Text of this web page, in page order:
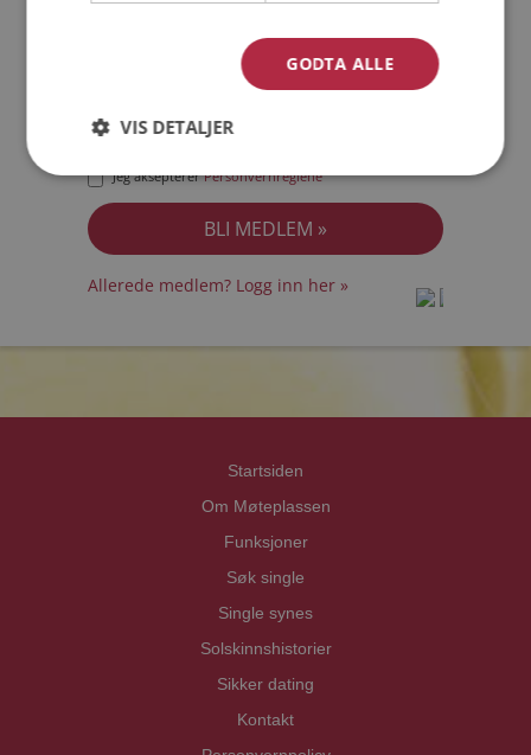
Jeg akseptererPersonvernreglene
Allerede medlem? Logg inn her »
Startsiden
Om Møteplassen
Funksjoner
Søk single
Single synes
Solskinnshistorier
Sikker dating
Kontakt
GODTA ALLE
VIS DETALJER